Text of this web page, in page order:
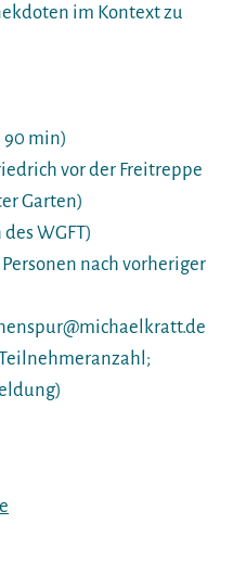
im Kontext zu
90 min)
vor der Freitreppe
Garten)
WGFT)
nach vorheriger